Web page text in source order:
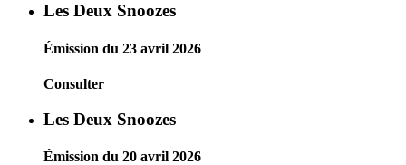
Les Deux Snoozes
Émission du 23 avril 2026
Consulter
Les Deux Snoozes
Émission du 20 avril 2026